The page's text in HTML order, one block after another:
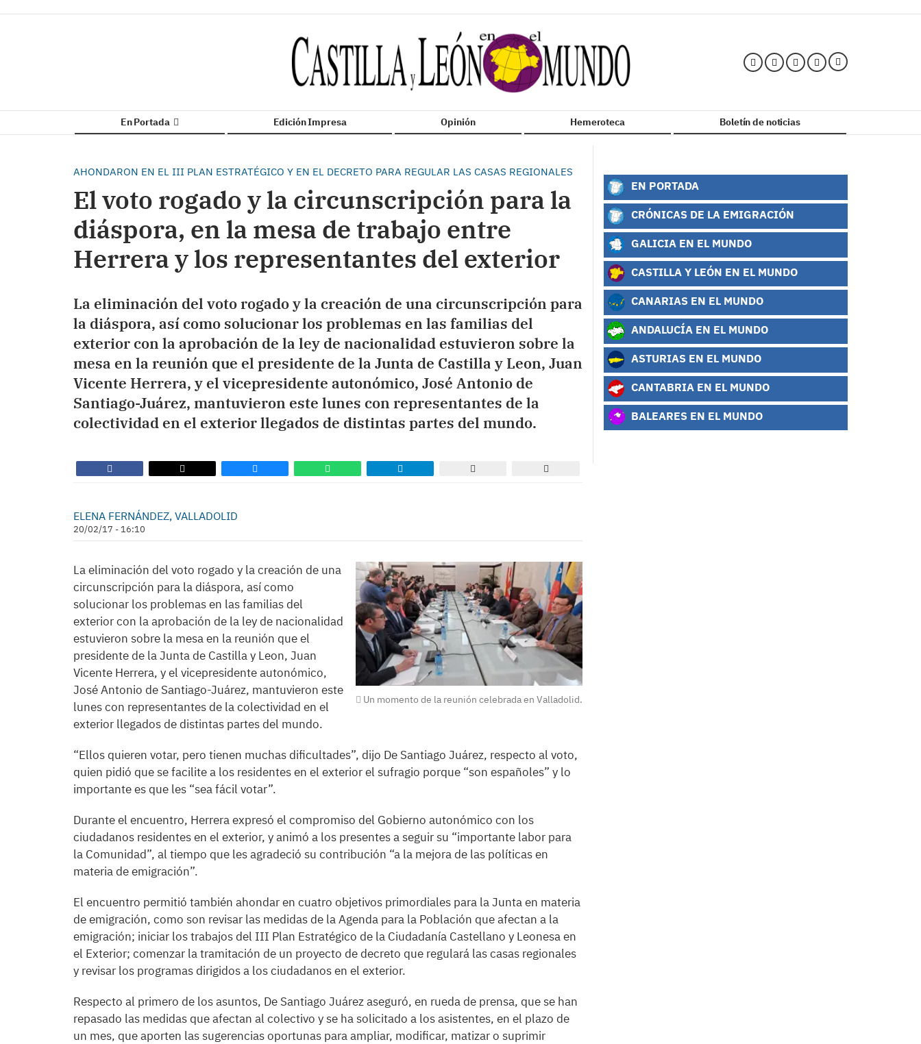
En Portada Edición Impresa Opinión Hemeroteca Boletín de noticias
AHONDARON EN EL III PLAN ESTRATÉGICO Y EN EL DECRETO PARA REGULAR LAS CASAS REGIONALES
El voto rogado y la circunscripción para la
diáspora, en la mesa de trabajo entre
Herrera y los representantes del exterior
La eliminación del voto rogado y la creación de una circunscripción para
la diáspora, así como solucionar los problemas en las familias del
exterior con la aprobación de la ley de nacionalidad estuvieron sobre la
mesa en la reunión que el presidente de la Junta de Castilla y Leon, Juan
Vicente Herrera, y el vicepresidente autonómico, José Antonio de
Santiago-Juárez, mantuvieron este lunes con representantes de la
colectividad en el exterior llegados de distintas partes del mundo.
ELENA FERNÁNDEZ, VALLADOLID
20/02/17 - 16:10
Un momento de la reunión celebrada en Valladolid.
La eliminación del voto rogado y la creación de una
circunscripción para la diáspora, así como
solucionar los problemas en las familias del
exterior con la aprobación de la ley de nacionalidad
estuvieron sobre la mesa en la reunión que el
presidente de la Junta de Castilla y Leon, Juan
Vicente Herrera, y el vicepresidente autonómico,
José Antonio de Santiago-Juárez, mantuvieron este
lunes con representantes de la colectividad en el
exterior llegados de distintas partes del mundo.
“Ellos quieren votar, pero tienen muchas dificultades”, dijo De Santiago Juárez, respecto al voto,
quien pidió que se facilite a los residentes en el exterior el sufragio porque “son españoles” y lo
importante es que les “sea fácil votar”.
Durante el encuentro, Herrera expresó el compromiso del Gobierno autonómico con los
ciudadanos residentes en el exterior, y animó a los presentes a seguir su “importante labor para
la Comunidad”, al tiempo que les agradeció su contribución “a la mejora de las políticas en
materia de emigración”.
El encuentro permitió también ahondar en cuatro objetivos primordiales para la Junta en materia
de emigración, como son revisar las medidas de la Agenda para la Población que afectan a la
emigración; iniciar los trabajos del III Plan Estratégico de la Ciudadanía Castellano y Leonesa en
el Exterior; comenzar la tramitación de un proyecto de decreto que regulará las casas regionales
y revisar los programas dirigidos a los ciudadanos en el exterior.
Respecto al primero de los asuntos, De Santiago Juárez aseguró, en rueda de prensa, que se han
repasado las medidas que afectan al colectivo y se ha solicitado a los asistentes, en el plazo de
un mes, que aporten las sugerencias oportunas para ampliar, modificar, matizar o suprimir
EN PORTADA
CRÓNICAS DE LA EMIGRACIÓN
GALICIA EN EL MUNDO
CASTILLA Y LEÓN EN EL MUNDO
CANARIAS EN EL MUNDO
ANDALUCÍA EN EL MUNDO
ASTURIAS EN EL MUNDO
CANTABRIA EN EL MUNDO
BALEARES EN EL MUNDO